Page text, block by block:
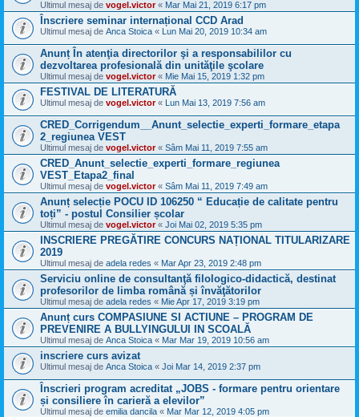
Ultimul mesaj de vogel.victor« Mar Mai 21, 2019 6:17 pm
Înscriere seminar internațional CCD Arad
Ultimul mesaj de Anca Stoica « Lun Mai 20, 2019 10:34 am
Anunț În atenţia directorilor şi a responsabililor cu
dezvoltarea profesională din unităţile şcolare
Ultimul mesaj de vogel.victor« Mie Mai 15, 2019 1:32 pm
FESTIVAL DE LITERATURĂ
Ultimul mesaj de vogel.victor« Lun Mai 13, 2019 7:56 am
CRED_Corrigendum__Anunt_selectie_experti_formare_etapa
2_regiunea VEST
Ultimul mesaj de vogel.victor« Sâm Mai 11, 2019 7:55 am
CRED_Anunt_selectie_experti_formare_regiunea
VEST_Etapa2_final
Ultimul mesaj de vogel.victor« Sâm Mai 11, 2019 7:49 am
Anunț selecție POCU ID 106250 “ Educație de calitate pentru
toți” - postul Consilier școlar
Ultimul mesaj de vogel.victor« Joi Mai 02, 2019 5:35 pm
INSCRIERE PREGĂTIRE CONCURS NAȚIONAL TITULARIZARE
2019
Ultimul mesaj de adela redes « Mar Apr 23, 2019 2:48 pm
Serviciu online de consultanţă filologico-didactică, destinat
profesorilor de limba română și învăţătorilor
Ultimul mesaj de adela redes « Mie Apr 17, 2019 3:19 pm
Anunț curs COMPASIUNE SI ACTIUNE – PROGRAM DE
PREVENIRE A BULLYINGULUI IN SCOALĂ
Ultimul mesaj de Anca Stoica « Mar Mar 19, 2019 10:56 am
inscriere curs avizat
Ultimul mesaj de Anca Stoica « Joi Mar 14, 2019 2:37 pm
Înscrieri program acreditat „JOBS - formare pentru orientare
și consiliere în carieră a elevilor”
Ultimul mesaj de emilia dancila « Mar Mar 12, 2019 4:05 pm